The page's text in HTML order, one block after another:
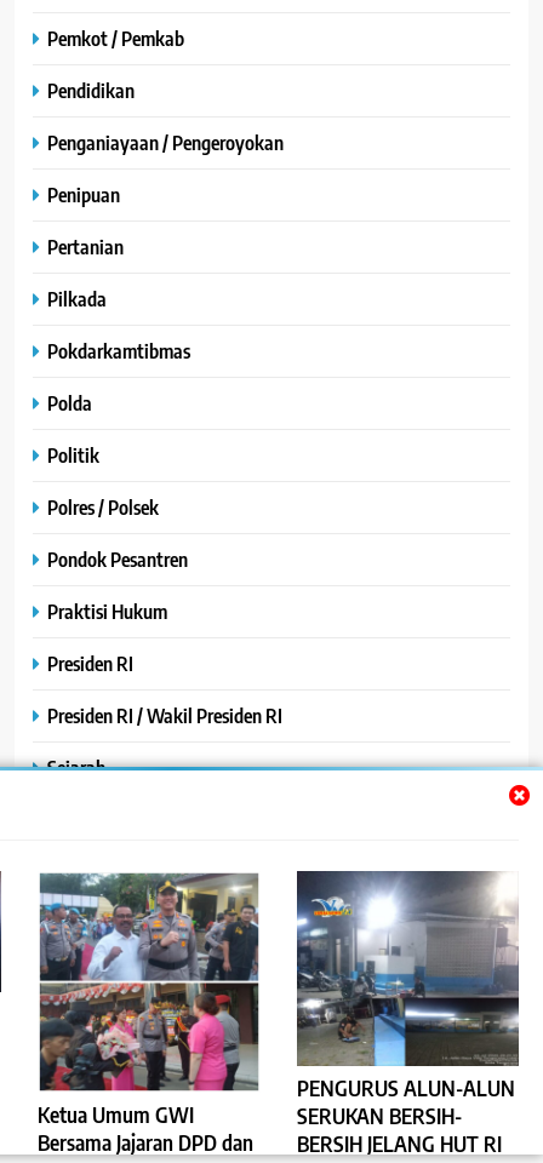
Ketua Umum GWI
Bersama Jajaran DPD dan
PENGURUS ALUN-ALUN
SERUKAN BERSIH-
BERSIH JELANG HUT RI
Pemkot / Pemkab
Pendidikan
Penganiayaan / Pengeroyokan
Penipuan
Pertanian
Pilkada
Pokdarkamtibmas
Polda
Politik
Polres / Polsek
Pondok Pesantren
Praktisi Hukum
Presiden RI
Presiden RI / Wakil Presiden RI
Sejarah
SPPG /MBG
TNI AU
TNI POLRI
Uncategorized
Yayasan